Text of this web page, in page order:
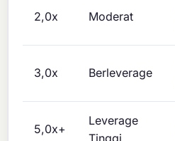
2,0x Moderat
3,0x Berleverage
5,0x+
Leverage